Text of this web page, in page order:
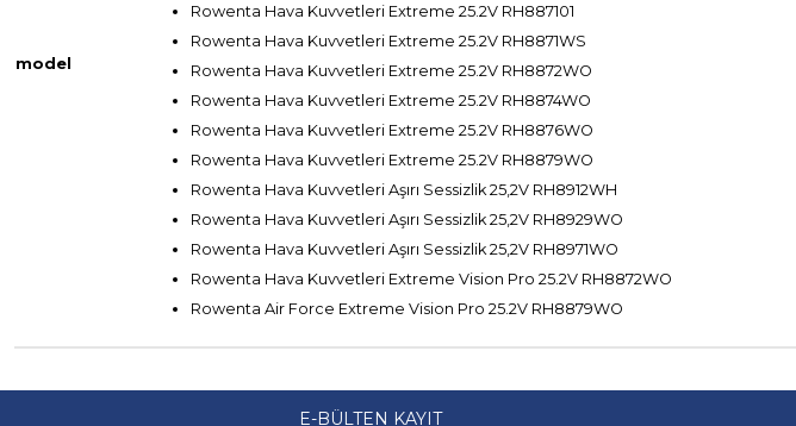
model
Rowenta Hava Kuvvetleri Extreme 25.2V RH887101
Rowenta Hava Kuvvetleri Extreme 25.2V RH8871WS
Rowenta Hava Kuvvetleri Extreme 25.2V RH8872WO
Rowenta Hava Kuvvetleri Extreme 25.2V RH8874WO
Rowenta Hava Kuvvetleri Extreme 25.2V RH8876WO
Rowenta Hava Kuvvetleri Extreme 25.2V RH8879WO
Rowenta Hava Kuvvetleri Aşırı Sessizlik 25,2V RH8912WH
Rowenta Hava Kuvvetleri Aşırı Sessizlik 25,2V RH8929WO
Rowenta Hava Kuvvetleri Aşırı Sessizlik 25,2V RH8971WO
Rowenta Hava Kuvvetleri Extreme Vision Pro 25.2V RH8872WO
Rowenta Air Force Extreme Vision Pro 25.2V RH8879WO
E-BÜLTEN KAYIT